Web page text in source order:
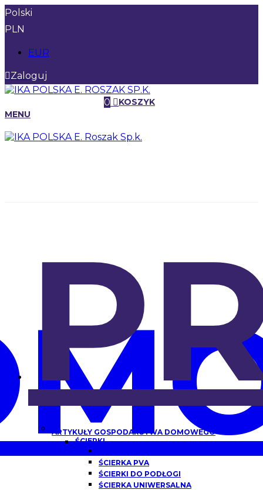
Polski
PLN
EUR
Zaloguj
0
KOSZYK
MENU
ARTYKUŁY GOSPODARSTWA DOMOWEGO
ŚCIERKI
ŚCIERKA PVA
ŚCIERKI DO PODŁOGI
ŚCIERKA UNIWERSALNA